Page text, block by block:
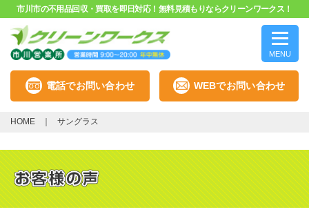
市川市の不用品回収・買取を即日対応！無料見積もりならクリーンワークス！
MENU
電話でお問い合わせ WEBでお問い合わせ
HOME サングラス